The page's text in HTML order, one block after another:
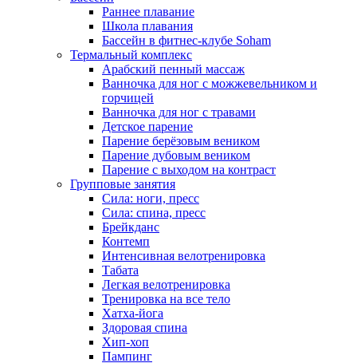
Раннее плавание
Школа плавания
Бассейн в фитнес-клубе Soham
Термальный комплекс
Арабский пенный массаж
Ванночка для ног с можжевельником и
горчицей
Ванночка для ног с травами
Детское парение
Парение берёзовым веником
Парение дубовым веником
Парение с выходом на контраст
Групповые занятия
Сила: ноги, пресс
Сила: спина, пресс
Брейкданс
Контемп
Интенсивная велотренировка
Табата
Легкая велотренировка
Тренировка на все тело
Хатха-йога
Здоровая спина
Хип-хоп
Пампинг